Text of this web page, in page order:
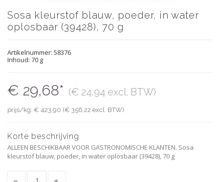
Sosa kleurstof blauw, poeder, in water
oplosbaar (39428), 70 g
Artikelnummer: 58376
Inhoud: 70 g
€ 29,68* (€ 24,94 excl. BTW)
prijs/kg: € 423,90 (€ 356,22 excl. BTW)
Korte beschrijving
ALLEEN BESCHIKBAAR VOOR GASTRONOMISCHE KLANTEN. Sosa
kleurstof blauw, poeder, in water oplosbaar (39428), 70 g